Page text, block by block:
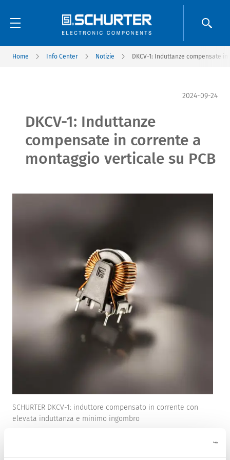
Home Info Center Notizie DKCV-1: Induttanze compensate
2024-09-24
DKCV-1: Induttanze
compensate in corrente a
montaggio verticale su PCB
SCHURTER DKCV-1: induttore compensato in corrente con
elevata induttanza e minimo ingombro